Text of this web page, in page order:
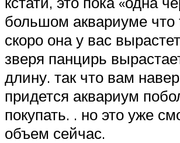
большом аквариуме что
скоро она у вас
зверя панцирь
длину. так что вам
придется аквариум
покупать. . но это уже
объем сейчас.